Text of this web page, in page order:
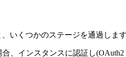
、いくつかのステージを通過し
合、インスタンスに認証し